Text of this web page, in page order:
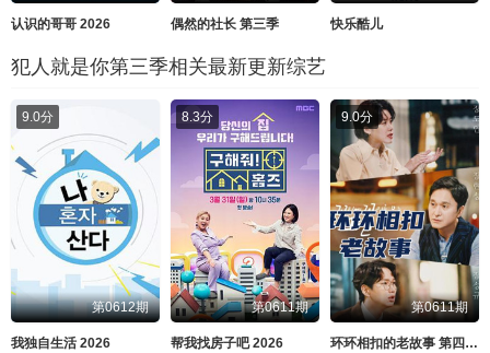
认识的哥哥 2026 偶然的社长 第三季 快乐酷儿
犯人就是你第三季相关最新更新综艺
9.0分
第0612期
我独自生活 2026
8.3分
第0611期
帮我找房子吧 2026
9.0分
第0611期
环环相扣的老故事 第四季 2026